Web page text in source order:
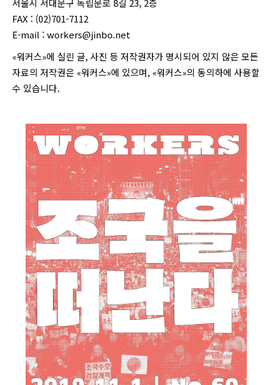
서울시 서대문구 독립문로 8길 23, 2층
FAX : (02)701-7112
E-mail : workers@jinbo.net
«워커스»에 실린 글, 사진 등 저작권자가 명시되어 있지 않은 모든
자료의 저작권은 «워커스»에 있으며, «워커스»의 동의하에 사용할
수 있습니다.